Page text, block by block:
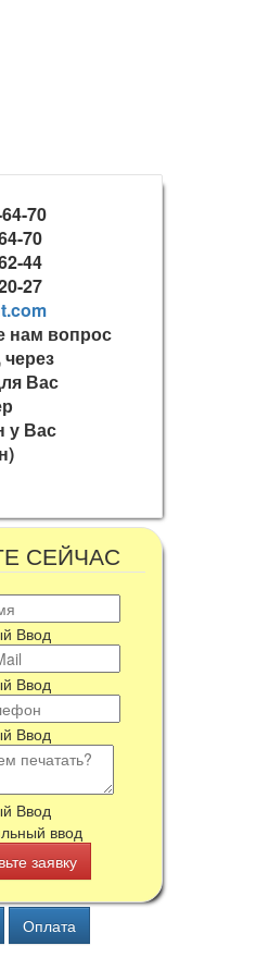
70
70
44
27
нам вопрос
Вас
у Вас
СЕЙЧАС
Ввод
Ввод
Ввод
Ввод
ввод
Оплата